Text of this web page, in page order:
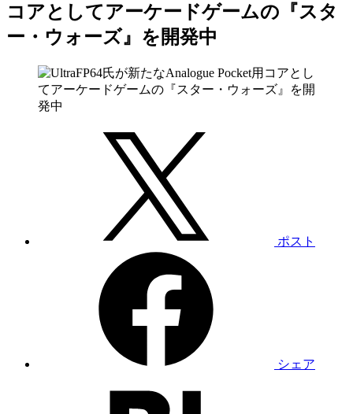
コアとしてアーケードゲームの『スタ
ー・ウォーズ』を開発中
ポスト
シェア